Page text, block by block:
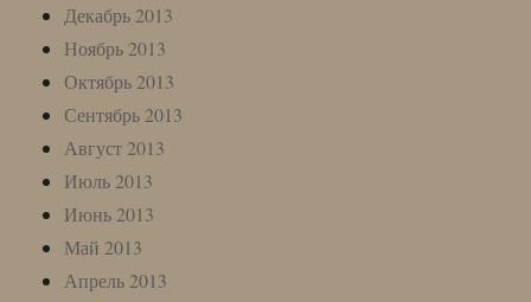
Декабрь 2013
Ноябрь 2013
Октябрь 2013
Сентябрь 2013
Август 2013
Июль 2013
Июнь 2013
Май 2013
Апрель 2013